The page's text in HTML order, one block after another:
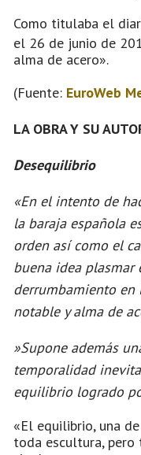
Como titulaba el
el 26 de junio de
alma de acero».
(Fuente: EuroWeb
LA OBRA Y SU
Desequilibrio
«En el intento de
la baraja española
orden así como el
buena idea
derrumbamiento en
notable y alma de
»Supone además
temporalidad
equilibrio logrado
«El equilibrio, una
toda escultura, pero